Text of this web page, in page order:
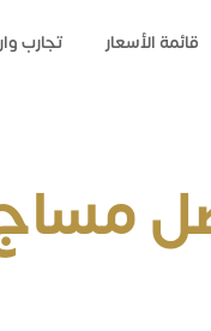
قائمة الأسعار تجارب